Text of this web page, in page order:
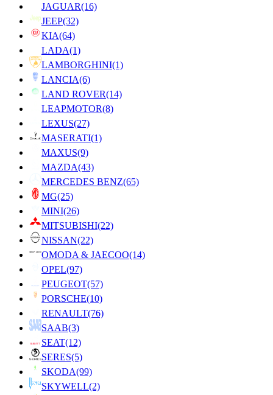
JAGUAR(16)
JEEP(32)
KIA(64)
LADA(1)
LAMBORGHINI(1)
LANCIA(6)
LAND ROVER(14)
LEAPMOTOR(8)
LEXUS(27)
MASERATI(1)
MAXUS(9)
MAZDA(43)
MERCEDES BENZ(65)
MG(25)
MINI(26)
MITSUBISHI(22)
NISSAN(22)
OMODA & JAECOO(14)
OPEL(97)
PEUGEOT(57)
PORSCHE(10)
RENAULT(76)
SAAB(3)
SEAT(12)
SERES(5)
SKODA(99)
SKYWELL(2)